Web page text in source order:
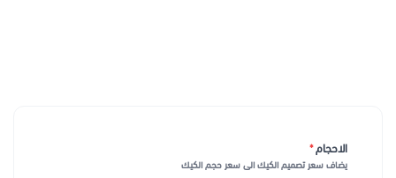
الاحجام*
يضاف سعر تصميم الكيك الى سعر حجم الكيك